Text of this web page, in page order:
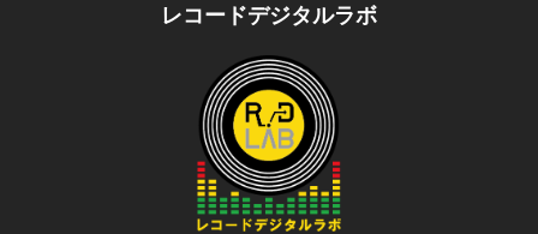
レコードデジタルラボ